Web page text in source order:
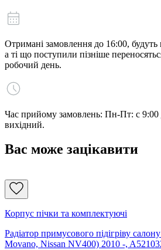
Отримані замовлення до 16:00, будуть
а ті що поступили пізніше
робочий день.
Час прийому замовлень: Пн-Пт: с
вихідний.
Вас може зацікавити
Корпус пічки та комплектуючі
Радіатор примусового підігріву
Movano, Nissan NV400) 2010 -,